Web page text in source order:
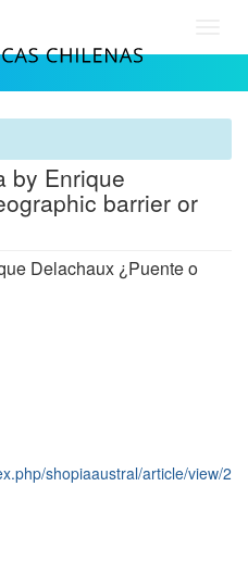
by Enrique
barrier or
Delachaux ¿Puente o
shopiaaustral/article/view/2